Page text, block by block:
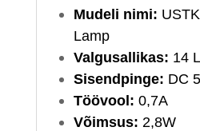
Mudeli nimi:
Lamp
Valgusallikas: 14
Sisendpinge: DC
Töövool: 0,7A
Võimsus: 2,8W